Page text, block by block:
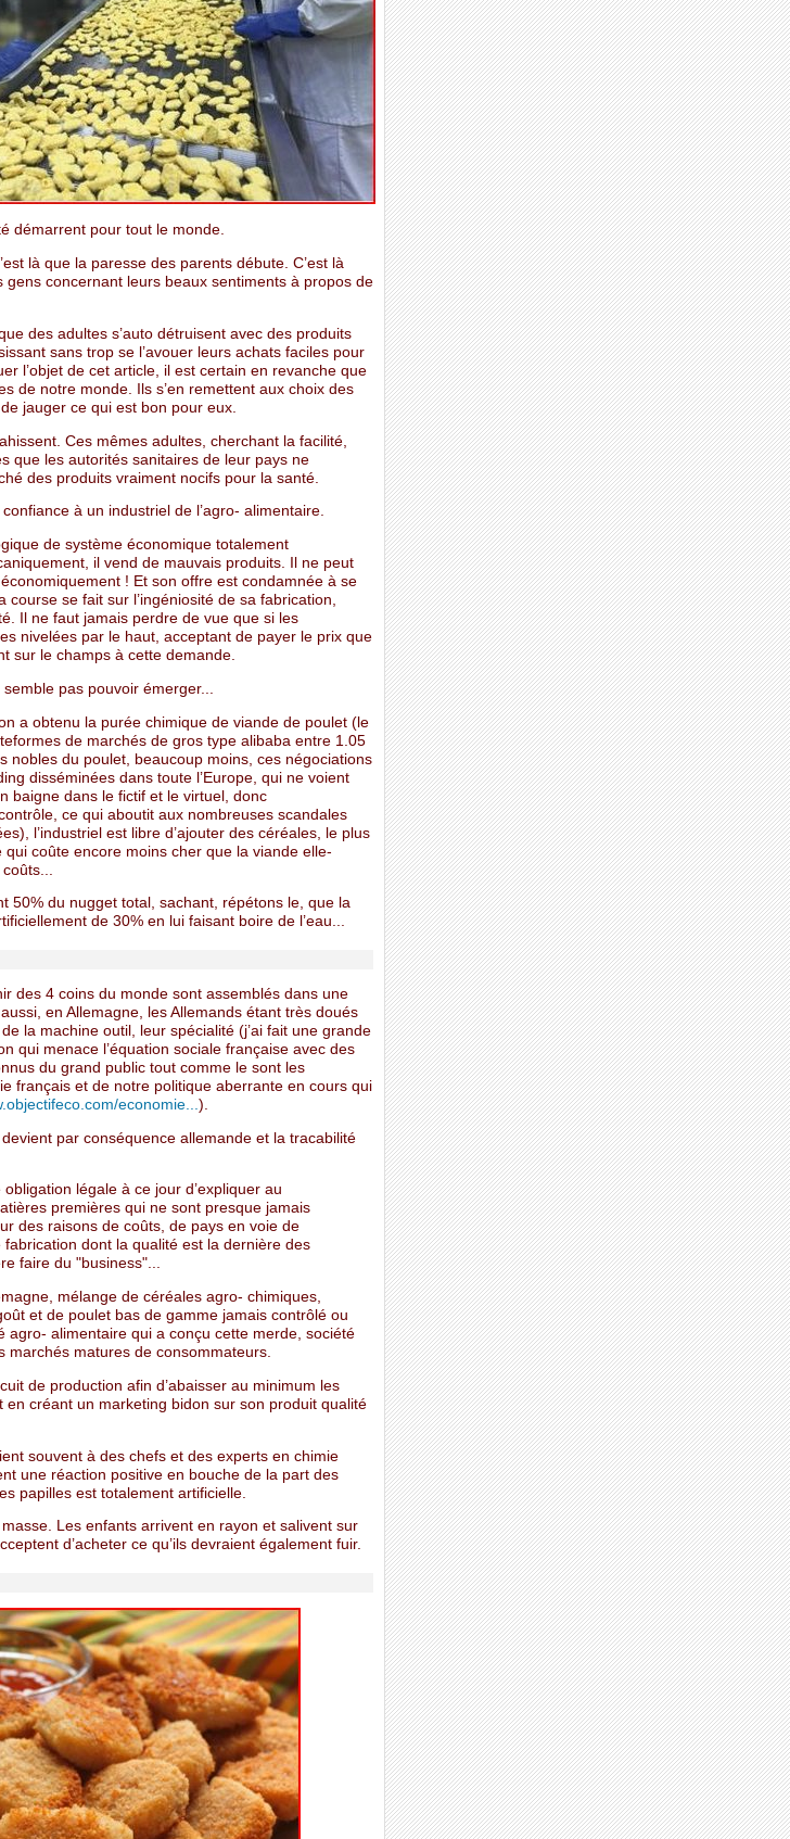
démarrent pour tout le monde.
là que la paresse des parents débute. C’est là
gens concernant leurs beaux sentiments à propos de
des adultes s’auto détruisent avec des produits
sans trop se l’avouer leurs achats faciles pour
l’objet de cet article, il est certain en revanche que
de notre monde. Ils s’en remettent aux choix des
jauger ce qui est bon pour eux.
Ces mêmes adultes, cherchant la facilité,
que les autorités sanitaires de leur pays ne
des produits vraiment nocifs pour la santé.
à un industriel de l’agro- alimentaire.
de système économique totalement
il vend de mauvais produits. Il ne peut
! Et son offre est condamnée à se
course se fait sur l’ingéniosité de sa fabrication,
Il ne faut jamais perdre de vue que si les
nivelées par le haut, acceptant de payer le prix que
sur le champs à cette demande.
pas pouvoir émerger...
a obtenu la purée chimique de viande de poulet (le
de marchés de gros type alibaba entre 1.05
nobles du poulet, beaucoup moins, ces négociations
disséminées dans toute l’Europe, qui ne voient
baigne dans le fictif et le virtuel, donc
ce qui aboutit aux nombreuses scandales
l’industriel est libre d’ajouter des céréales, le plus
coûte encore moins cher que la viande elle-
50% du nugget total, sachant, répétons le, que la
de 30% en lui faisant boire de l’eau...
des 4 coins du monde sont assemblés dans une
en Allemagne, les Allemands étant très doués
la machine outil, leur spécialité (j’ai fait une grande
qui menace l’équation sociale française avec des
du grand public tout comme le sont les
français et de notre politique aberrante en cours qui
economie... ).
par conséquence allemande et la tracabilité
légale à ce jour d’expliquer au
premières qui ne sont presque jamais
des raisons de coûts, de pays en voie de
dont la qualité est la dernière des
faire du "business"...
mélange de céréales agro- chimiques,
et de poulet bas de gamme jamais contrôlé ou
agro- alimentaire qui a conçu cette merde, société
marchés matures de consommateurs.
de production afin d’abaisser au minimum les
créant un marketing bidon sur son produit qualité
souvent à des chefs et des experts en chimie
une réaction positive en bouche de la part des
papilles est totalement artificielle.
Les enfants arrivent en rayon et salivent sur
d’acheter ce qu’ils devraient également fuir.